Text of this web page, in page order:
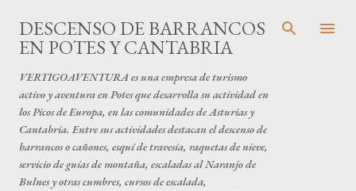
DESCENSO DE BARRANCOS
EN POTES Y CANTABRIA
VERTIGOAVENTURA es una empresa de turismo
activo y aventura en Potes que desarrolla su actividad en
los Picos de Europa, en las comunidades de Asturias y
Cantabria. Entre sus actividades destacan el descenso de
barrancos o cañones, esquí de travesía, raquetas de nieve,
servicio de guías de montaña, escaladas al Naranjo de
Bulnes y otras cumbres, cursos de escalada,